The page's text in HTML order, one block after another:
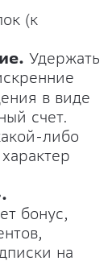
(к
Удержать
в виде
счет.
либо
бонус,
на